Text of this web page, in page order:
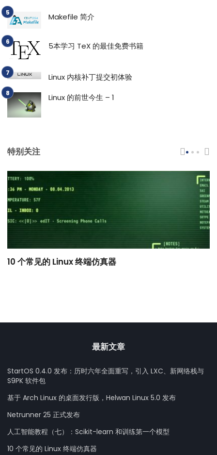
Makefile 简介
5本学习 TeX 的最佳免费书籍
Linux 内核补丁提交初体验
Linux 的前世今生 – 1
特别关注
10 个常见的 Linux 终端仿真器
最新文章
StartOS 0.4.0 发布：历时六年全面重写，引入 LXC、新网络栈与
S9PK 软件包
基于 Arch Linux 的桌面发行版，Helwan Linux 5.0 发布
Netrunner 25 正式发布
人工智能教程（七）：Scikit-learn 和训练第一个模型
10 个常见的 Linux 终端仿真器